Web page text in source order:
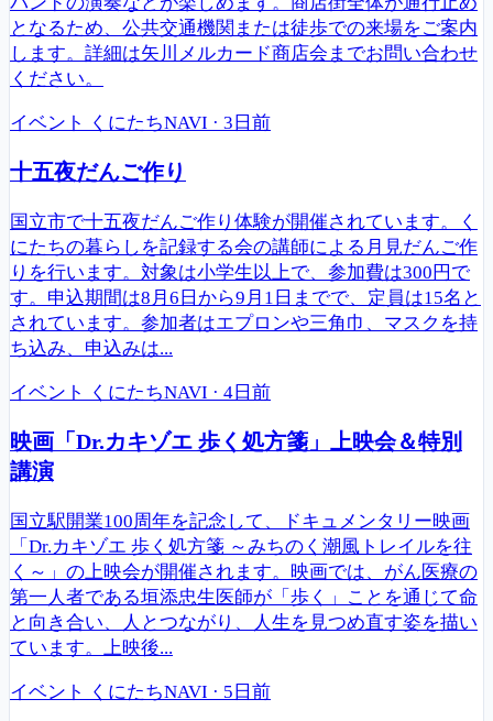
となるため、公共交通機関または徒歩での来場をご案内
します。詳細は矢川メルカード商店会までお問い合わせ
ください。
イベント くにたちNAVI · 3日前
十五夜だんご作り
国立市で十五夜だんご作り体験が開催されています。く
にたちの暮らしを記録する会の講師による月見だんご作
りを行います。対象は小学生以上で、参加費は300円で
す。申込期間は8月6日から9月1日までで、定員は15名と
されています。参加者はエプロンや三角巾、マスクを持
ち込み、申込みは...
イベント くにたちNAVI · 4日前
映画「Dr.カキゾエ 歩く処方箋」上映会＆特別
講演
国立駅開業100周年を記念して、ドキュメンタリー映画
「Dr.カキゾエ 歩く処方箋 ～みちのく潮風トレイルを往
く～」の上映会が開催されます。映画では、がん医療の
第一人者である垣添忠生医師が「歩く」ことを通じて命
と向き合い、人とつながり、人生を見つめ直す姿を描い
ています。上映後...
イベント くにたちNAVI · 5日前